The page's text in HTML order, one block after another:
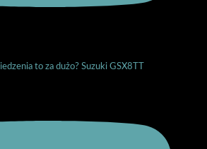
to za dużo? Suzuki GSX8TT